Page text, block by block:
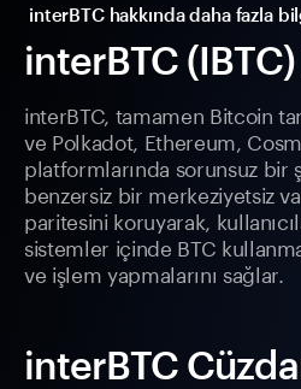
interBTC
interBTC, tamamen Bitcoin
ve Polkadot, Ethereum,
platformlarında sorunsuz bir
benzersiz bir merkeziyetsiz
paritesini koruyarak,
sistemler içinde BTC
ve işlem yapmalarını sağlar.
interBTC
interBTC hakkında daha fazla